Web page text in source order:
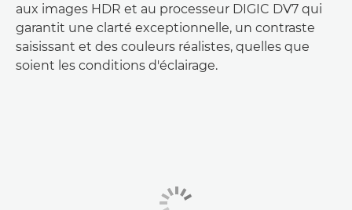
aux images HDR et au processeur DIGIC DV7 qui
garantit une clarté exceptionnelle, un contraste
saisissant et des couleurs réalistes, quelles que
soient les conditions d'éclairage.